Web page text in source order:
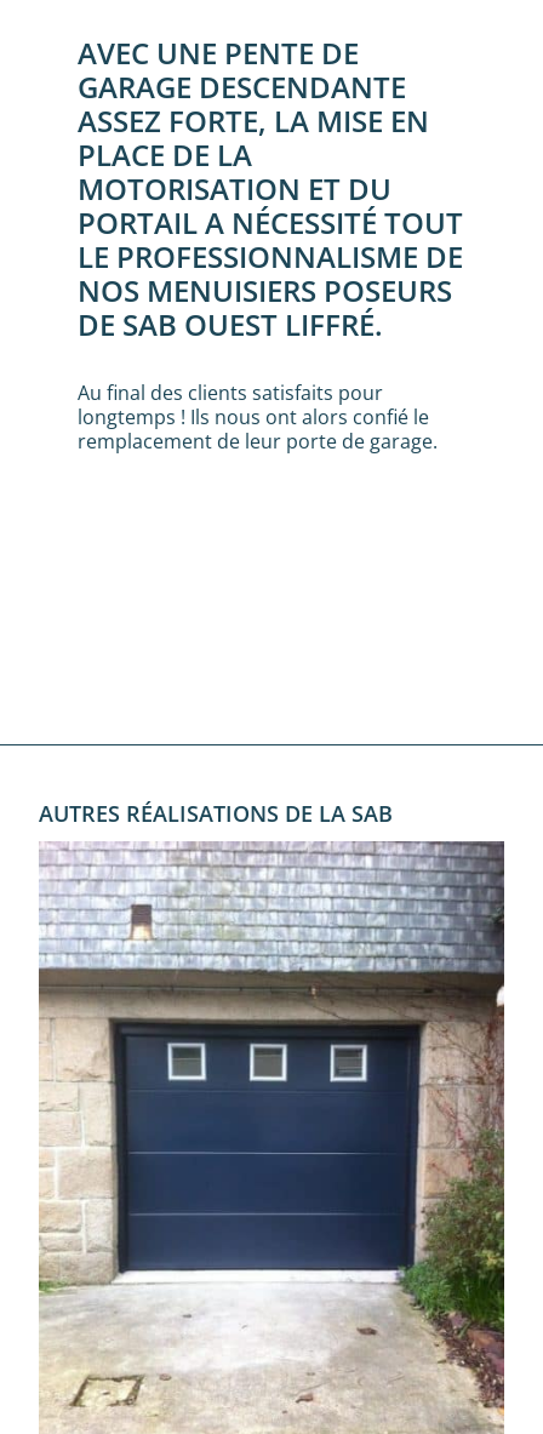
AVEC UNE PENTE DE
GARAGE DESCENDANTE
ASSEZ FORTE, LA MISE EN
PLACE DE LA
MOTORISATION ET DU
PORTAIL A NÉCESSITÉ TOUT
LE PROFESSIONNALISME DE
NOS MENUISIERS POSEURS
DE SAB OUEST LIFFRÉ.
Au final des clients satisfaits pour
longtemps ! Ils nous ont alors confié le
remplacement de leur porte de garage.
AUTRES RÉALISATIONS DE LA SAB